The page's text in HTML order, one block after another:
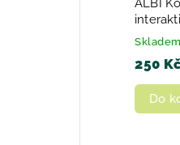
ALBI
Skladem
250
Do